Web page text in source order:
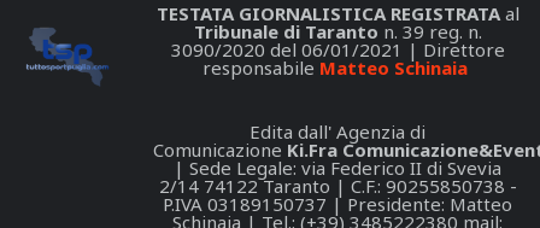
TESTATA GIORNALISTICA REGISTRATAal
Tribunale di Taranto n. 39 reg. n.
3090/2020 del 06/01/2021 | Direttore
responsabile Matteo Schinaia
Edita dall' Agenzia di
Comunicazione Ki.Fra
| Sede Legale: via Federico II di Svevia
2/14 74122 Taranto | C.F.: 90255850738 -
P.IVA 03189150737 | Presidente: Matteo
Schinaia | Tel.: (+39) 3485222380 mail: